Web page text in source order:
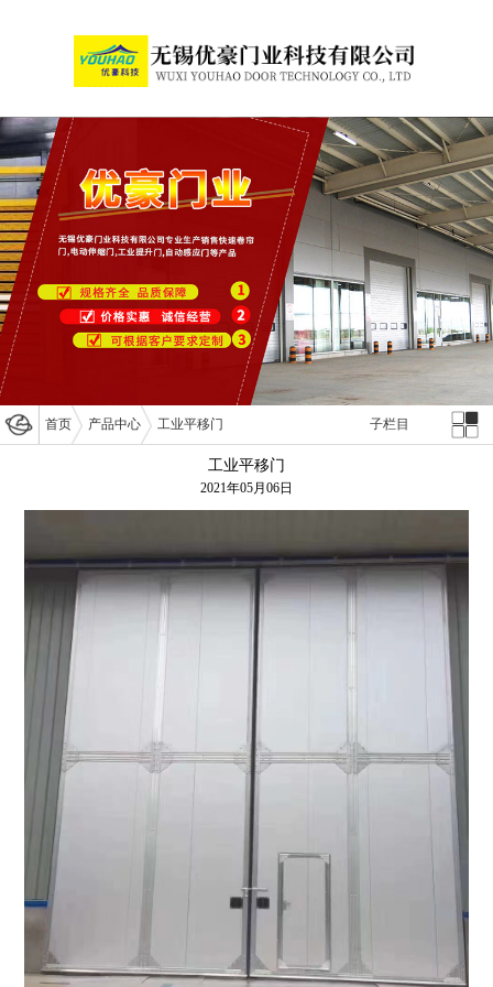
首页 产品中心 工业平移门 子栏目
工业平移门
2021年05月06日